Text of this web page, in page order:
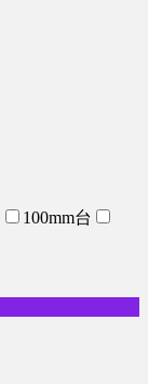
100mm台